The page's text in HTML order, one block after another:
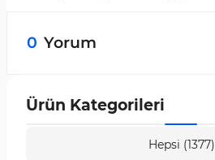
uyacak şekilde ayarlayabilir.
0 Yorum
Ürün Kategorileri
Hepsi (1377)